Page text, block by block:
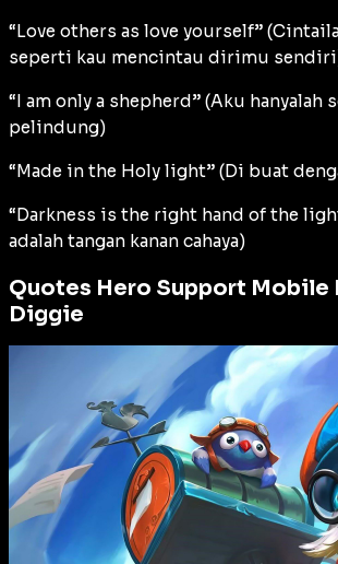
“Love others as love yourself”
seperti kau mencintau dirimu
“I am only a shepherd” (Aku hanyalah
pelindung)
“Made in the Holy light” (Di buat
“Darkness is the right hand of the
adalah tangan kanan cahaya)
Quotes Hero Support Mobile
Diggie